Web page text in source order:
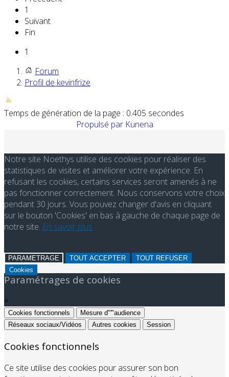
1
Suivant
Fin
1
Forum
Profil de kevinfrize
Temps de génération de la page : 0.405 secondes
Propulsé par Kunena
Notre site Noethys utilise des cookies pour réaliser des
statistiques de visites et améliorer votre expérience. En
refusant les cookies, certains services seront amenés à ne
pas fonctionner correctement. Nous conservons votre choix
pendant 30 jours. Vous pouvez changer d'avis en cliquant
sur le bouton 'Cookies' en bas à gauche de chaque page de
notre site. En savoir plus
PARAMETRAGE TOUT ACCEPTER
TOUT REFUSER
Cookies
Paramétrages de cookies
×
Cookies fonctionnels
Mesure d"'"audience
Réseaux sociaux/Vidéos
Autres cookies Session
Cookies fonctionnels
Ce site utilise des cookies pour assurer son bon